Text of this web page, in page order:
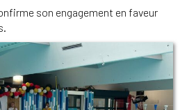
son engagement en faveur